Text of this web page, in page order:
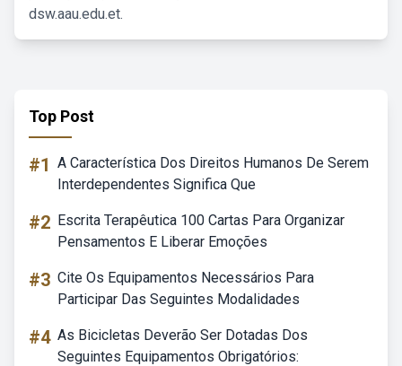
dsw.aau.edu.et.
Top Post
#1 A Característica Dos Direitos Humanos De Serem
Interdependentes Significa Que
#2 Escrita Terapêutica 100 Cartas Para Organizar
Pensamentos E Liberar Emoções
#3 Cite Os Equipamentos Necessários Para
Participar Das Seguintes Modalidades
#4 As Bicicletas Deverão Ser Dotadas Dos
Seguintes Equipamentos Obrigatórios: